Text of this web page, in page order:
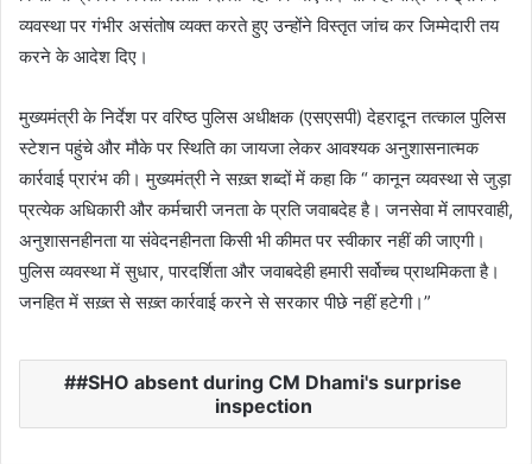
व्यवस्था पर गंभीर असंतोष व्यक्त करते हुए उन्होंने विस्तृत जांच कर जिम्मेदारी तय
करने के आदेश दिए।
मुख्यमंत्री के निर्देश पर वरिष्ठ पुलिस अधीक्षक (एसएसपी) देहरादून तत्काल पुलिस
स्टेशन पहुंचे और मौके पर स्थिति का जायजा लेकर आवश्यक अनुशासनात्मक
कार्रवाई प्रारंभ की। मुख्यमंत्री ने सख़्त शब्दों में कहा कि “ कानून व्यवस्था से जुड़ा
प्रत्येक अधिकारी और कर्मचारी जनता के प्रति जवाबदेह है। जनसेवा में लापरवाही,
अनुशासनहीनता या संवेदनहीनता किसी भी कीमत पर स्वीकार नहीं की जाएगी।
पुलिस व्यवस्था में सुधार, पारदर्शिता और जवाबदेही हमारी सर्वोच्च प्राथमिकता है।
जनहित में सख़्त से सख़्त कार्रवाई करने से सरकार पीछे नहीं हटेगी।”
#SHO absent during CM Dhami's surprise
inspection